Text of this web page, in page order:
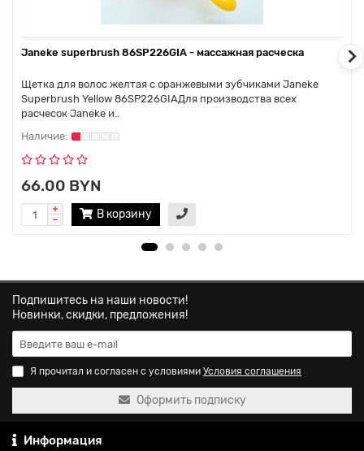
Janeke superbrush 86SP226GIA - массажная расческа
Щетка для волос желтая с оранжевыми зубчиками Janeke
Superbrush Yellow 86SP226GIAДля производства всех
расчесок Janeke и..
66.00 BYN
В корзину
Подпишитесь на наши новости!
Новинки, скидки, предложения!
Я прочитал и согласен с условиями Условия соглашения
Оформить подписку
Информация